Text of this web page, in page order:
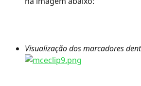
Visualização dos marcadores